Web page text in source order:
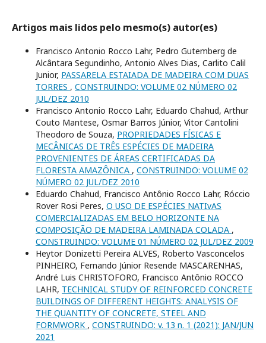
Artigos mais lidos pelo mesmo(s) autor(es)
Francisco Antonio Rocco Lahr, Pedro Gutemberg de
Alcântara Segundinho, Antonio Alves Dias, Carlito Calil
Junior, PASSARELA ESTAIADA DE MADEIRA COM DUAS
TORRES , CONSTRUINDO: VOLUME 02 NÚMERO 02
JUL/DEZ 2010
Francisco Antonio Rocco Lahr, Eduardo Chahud, Arthur
Couto Mantese, Osmar Barros Júnior, Vitor Cantolini
Theodoro de Souza, PROPRIEDADES FÍSICAS E
MECÂNICAS DE TRÊS ESPÉCIES DE MADEIRA
PROVENIENTES DE ÁREAS CERTIFICADAS DA
FLORESTA AMAZÔNICA , CONSTRUINDO: VOLUME 02
NÚMERO 02 JUL/DEZ 2010
Eduardo Chahud, Francisco Antônio Rocco Lahr, Róccio
Rover Rosi Peres, O USO DE ESPÉCIES NATIvAS
COMERCIALIZADAS EM BELO HORIZONTE NA
COMPOSIÇÃO DE MADEIRA LAMINADA COLADA ,
CONSTRUINDO: VOLUME 01 NÚMERO 02 JUL/DEZ 2009
Heytor Donizetti Pereira ALVES, Roberto Vasconcelos
PINHEIRO, Fernando Júnior Resende MASCARENHAS,
André Luis CHRISTOFORO, Francisco Antônio ROCCO
LAHR, TECHNICAL STUDY OF REINFORCED CONCRETE
BUILDINGS OF DIFFERENT HEIGHTS: ANALYSIS OF
THE QUANTITY OF CONCRETE, STEEL AND
FORMWORK , CONSTRUINDO: v. 13 n. 1 (2021): JAN/JUN
2021